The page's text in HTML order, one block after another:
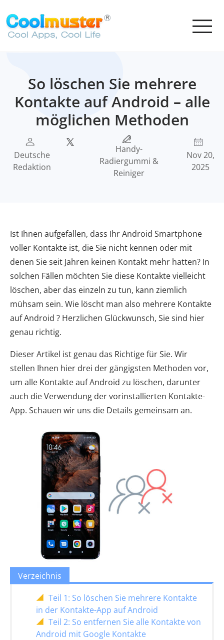
So löschen Sie mehrere
Kontakte auf Android – alle
möglichen Methoden
Deutsche
Redaktion
Handy-
Radiergummi &
Reiniger
Nov 20,
2025
Ist Ihnen aufgefallen, dass Ihr Android Smartphone
voller Kontakte ist, die Sie nicht kennen oder mit
denen Sie seit Jahren keinen Kontakt mehr hatten? In
solchen Fällen möchten Sie diese Kontakte vielleicht
löschen, aber das einzeln zu tun, kann ziemlich
mühsam sein. Wie löscht man also mehrere Kontakte
auf Android ? Herzlichen Glückwunsch, Sie sind hier
genau richtig.
Dieser Artikel ist genau das Richtige für Sie. Wir
stellen Ihnen hier drei der gängigsten Methoden vor,
um alle Kontakte auf Android zu löschen, darunter
auch die Verwendung der vorinstallierten Kontakte-
App. Schauen wir uns die Details gemeinsam an.
Verzeichnis
Teil 1: So löschen Sie mehrere Kontakte
in der Kontakte-App auf Android
Teil 2: So entfernen Sie alle Kontakte von
Android mit Google Kontakte